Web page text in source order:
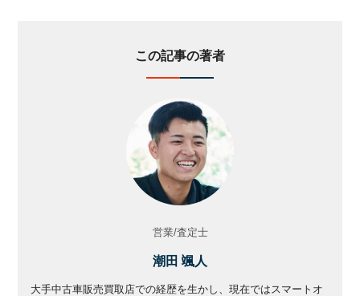
この記事の著者
営業/査定士
潮田 颯人
大手中古車販売買取店での経歴を生かし、現在ではスマートオ